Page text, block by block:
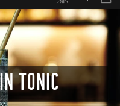
TONIC